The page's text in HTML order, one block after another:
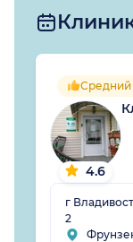
Средний
4.6
г
2